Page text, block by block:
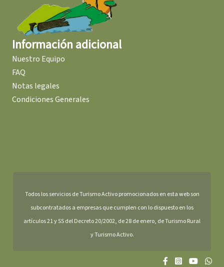
Información adicional
Nuestro Equipo
FAQ
Notas legales
Condiciones Generales
Todos los servicios de Turismo Activo promocionados en esta web son
subcontratados a empresas que cumplen con lo dispuesto en los
artículos 21 y SS del Decreto 20/2002, de 28 de enero, de Turismo Rural
y Turismo Activo.